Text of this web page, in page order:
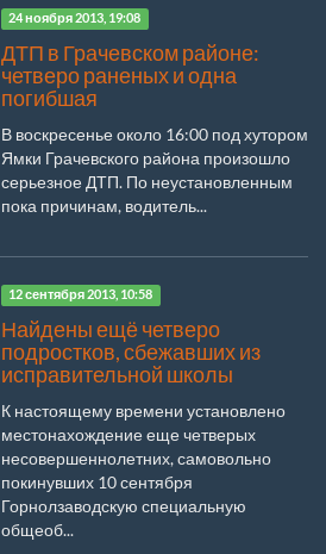
24 ноября 2013, 19:08
ДТП в Грачевском районе:
четверо раненых и одна
погибшая
В воскресенье около 16:00 под хутором
Ямки Грачевского района произошло
серьезное ДТП. По неустановленным
пока причинам, водитель...
12 сентября 2013, 10:58
Найдены ещё четверо
подростков, сбежавших из
исправительной школы
К настоящему времени установлено
местонахождение еще четверых
несовершеннолетних, самовольно
покинувших 10 сентября
Горнолзаводскую специальную
общеоб...